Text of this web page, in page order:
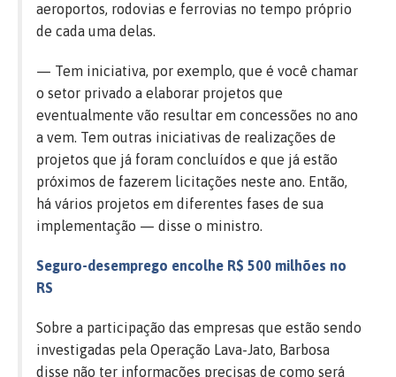
aeroportos, rodovias e ferrovias no tempo próprio
de cada uma delas.
— Tem iniciativa, por exemplo, que é você chamar
o setor privado a elaborar projetos que
eventualmente vão resultar em concessões no ano
a vem. Tem outras iniciativas de realizações de
projetos que já foram concluídos e que já estão
próximos de fazerem licitações neste ano. Então,
há vários projetos em diferentes fases de sua
implementação — disse o ministro.
Seguro-desemprego encolhe R$ 500 milhões no
RS
Sobre a participação das empresas que estão sendo
investigadas pela Operação Lava-Jato, Barbosa
disse não ter informações precisas de como será